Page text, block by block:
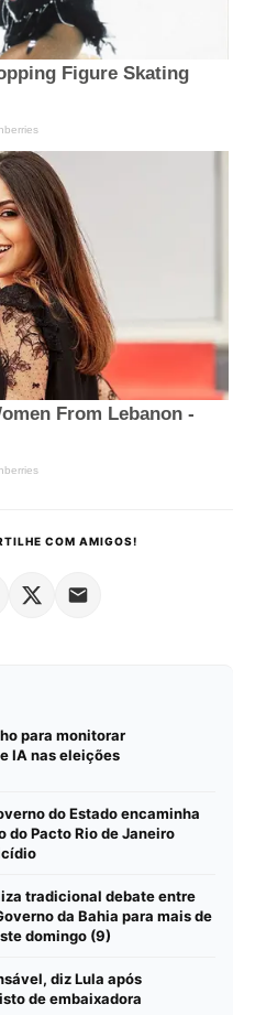
COM AMIGOS!
para monitorar
IA nas eleições
do Estado encaminha
do Pacto Rio de Janeiro
tradicional debate entre
da Bahia para mais de
domingo (9)
diz Lula após
de embaixadora